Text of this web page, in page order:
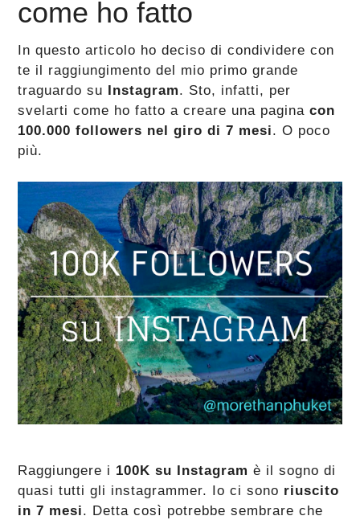
come ho fatto
In questo articolo ho deciso di condividere con
te il raggiungimento del mio primo grande
traguardo su Instagram. Sto, infatti, per
svelarti come ho fatto a creare una pagina con
100.000 followers nel giro di 7 mesi. O poco
più.
Raggiungere i 100K su Instagram è il sogno di
quasi tutti gli instagrammer. Io ci sono riuscito
in 7 mesi. Detta così potrebbe sembrare che